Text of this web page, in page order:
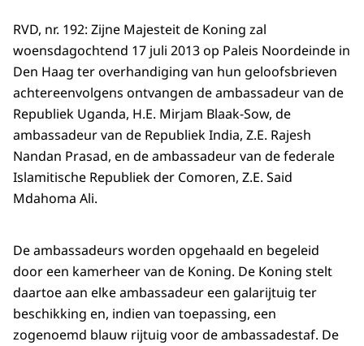
RVD, nr. 192: Zijne Majesteit de Koning zal
woensdagochtend 17 juli 2013 op Paleis Noordeinde in
Den Haag ter overhandiging van hun geloofsbrieven
achtereenvolgens ontvangen de ambassadeur van de
Republiek Uganda, H.E. Mirjam Blaak-Sow, de
ambassadeur van de Republiek India, Z.E. Rajesh
Nandan Prasad, en de ambassadeur van de federale
Islamitische Republiek der Comoren, Z.E. Said
Mdahoma Ali.
De ambassadeurs worden opgehaald en begeleid
door een kamerheer van de Koning. De Koning stelt
daartoe aan elke ambassadeur een galarijtuig ter
beschikking en, indien van toepassing, een
zogenoemd blauw rijtuig voor de ambassadestaf. De